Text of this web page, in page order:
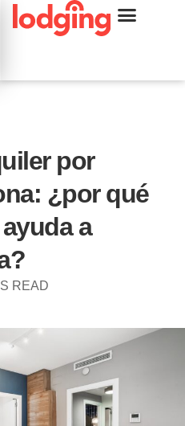
por
¿por qué
a
READ